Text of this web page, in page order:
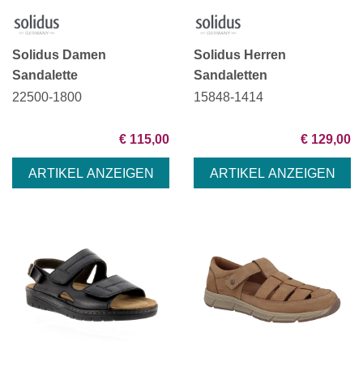
Solidus Damen
Sandalette
22500-1800
€ 115,00
Solidus Herren
Sandaletten
15848-1414
€ 129,00